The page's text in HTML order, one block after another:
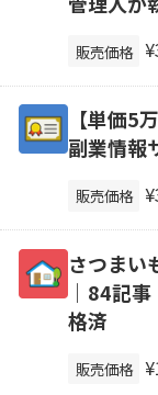
販売価格
【単価5
副業情報
販売価格
さつまい
｜84記事
格済
販売価格